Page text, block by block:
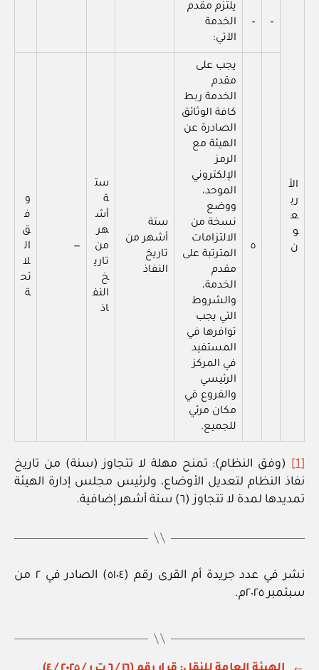
الأ
رب
ع
و
ن
–
–
يلتزم مقدم
الخدمة
الآتي:
٥
يجب على
مقدم
الخدمة ربط
كافة الوثائق
الصادرة عن
الهيئة مع
الرمز
الإلكتروني
الموحد،
ووضع
نسخة من
الالتزامات
المترتبة على
مقدم
الخدمة،
والشروط
التي يجب
توافرها في
المستفيد
في المركز
الرئيسي
والفروع في
مكان مرئي
للجميع.
ستة
أشهر من
تاريخ
النفاذ
ست
ة
أش
هر
من
تاري
خ
النف
اذ
—
و
ف
ق
ال
لا
ئح
ة
(وفق النظام): تمنح مهلة لا تتجاوز (سنة) من تاريخ
نفاذ النظام لتعديل الأوضاع، ولرئيس مجلس إدارة الهيئة
تمديدها لمدة لا تتجاوز (٦) ستة أشهر إضافية.
نشر في عدد جريدة أم القرى رقم (٥١٠٤) الصادر في ٢ من
سبتمبر ٢٠٢٥م.